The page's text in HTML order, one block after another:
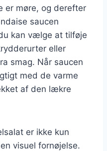
er møre, og derefter
saucen
kan vælge at tilføje
eller
smag. Når saucen
med de varme
af den lækre
er ikke kun
visuel fornøjelse.